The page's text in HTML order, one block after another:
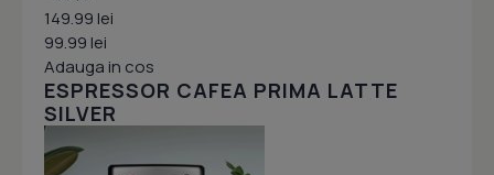
149.99 lei
99.99 lei
Adauga in cos
ESPRESSOR CAFEA PRIMA LATTE
SILVER